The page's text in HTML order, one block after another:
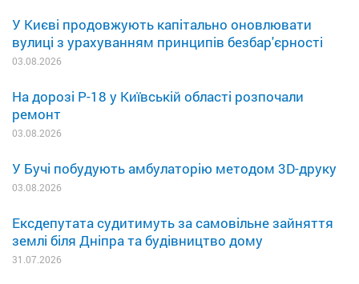
У Києві продовжують капітально оновлювати
вулиці з урахуванням принципів безбар'єрності
03.08.2026
На дорозі Р-18 у Київській області розпочали
ремонт
03.08.2026
У Бучі побудують амбулаторію методом 3D-друку
03.08.2026
Ексдепутата судитимуть за самовільне зайняття
землі біля Дніпра та будівництво дому
31.07.2026